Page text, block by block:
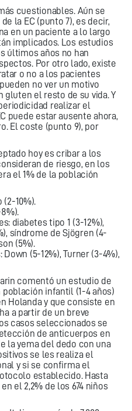
cuestionables. Aún se
la EC (punto 7), es decir,
en un paciente a lo largo
implicados. Los estudios
últimos años no han
Por otro lado, existe
o no a los pacientes
no ver un motivo
gluten el resto de su vida. Y
realizar el
puede estar ausente ahora,
El coste (punto 9), por
hoy es cribar a los
de riesgo, en los
el 1% de la población
10%).
diabetes tipo 1 (3-12%),
síndrome de Sjögren (4-
(5%).
(5-12%), Turner (3-4%),
comentó un estudio de
infantil (1-4 años)
Holanda y que consiste en
a partir de un breve
casos seleccionados se
de anticuerpos en
la yema del dedo con una
se les realiza el
y si se confirma el
establecido. Hasta
el 2,2% de los 674 niños